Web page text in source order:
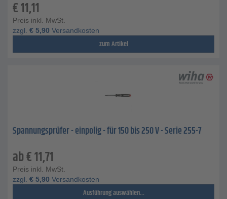
€11,11
Preis inkl. MwSt.
zzgl. € 5,90 Versandkosten
zum Artikel
Spannungsprüfer - einpolig - für 150 bis 250 V - Serie 255-7
ab€11,71
Preis inkl. MwSt.
zzgl. € 5,90 Versandkosten
Ausführung auswählen...